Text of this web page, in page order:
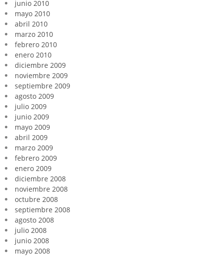
junio 2010
mayo 2010
abril 2010
marzo 2010
febrero 2010
enero 2010
diciembre 2009
noviembre 2009
septiembre 2009
agosto 2009
julio 2009
junio 2009
mayo 2009
abril 2009
marzo 2009
febrero 2009
enero 2009
diciembre 2008
noviembre 2008
octubre 2008
septiembre 2008
agosto 2008
julio 2008
junio 2008
mayo 2008